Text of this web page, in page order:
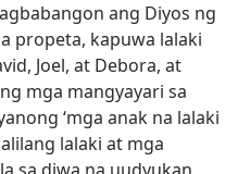
ang Diyos ng
propeta, kapuwa lalaki
Joel, at Debora, at
mga mangyayari sa
‘mga anak na lalaki
lalaki at mga